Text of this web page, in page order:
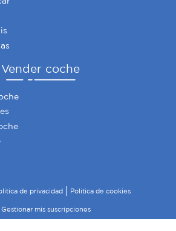
Vender coche
de privacidad Política de cookies
Gestionar mis suscripciones